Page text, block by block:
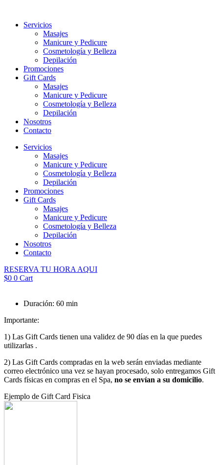
contenidoServicios
Masajes
Manicure y Pedicure
Cosmetología y Belleza
Depilación
Promociones
Gift Cards
Masajes
Manicure y Pedicure
Cosmetología y Belleza
Depilación
Nosotros
Contacto
Servicios
Masajes
Manicure y Pedicure
Cosmetología y Belleza
Depilación
Promociones
Gift Cards
Masajes
Manicure y Pedicure
Cosmetología y Belleza
Depilación
Nosotros
Contacto
RESERVA TU HORA AQUI
$0 0 Cart
Duración: 60 min
Importante:
1) Las Gift Cards tienen una validez de 90 días en la que puedes
utilizarlas .
2) Las Gift Cards compradas en la web serán enviadas mediante
correo electrónico una vez se hayan procesado, solo entregamos Gift
Cards físicas en compras en el Spa, no se envían a su domicilio.
Ejemplo de Gift Card Fisica